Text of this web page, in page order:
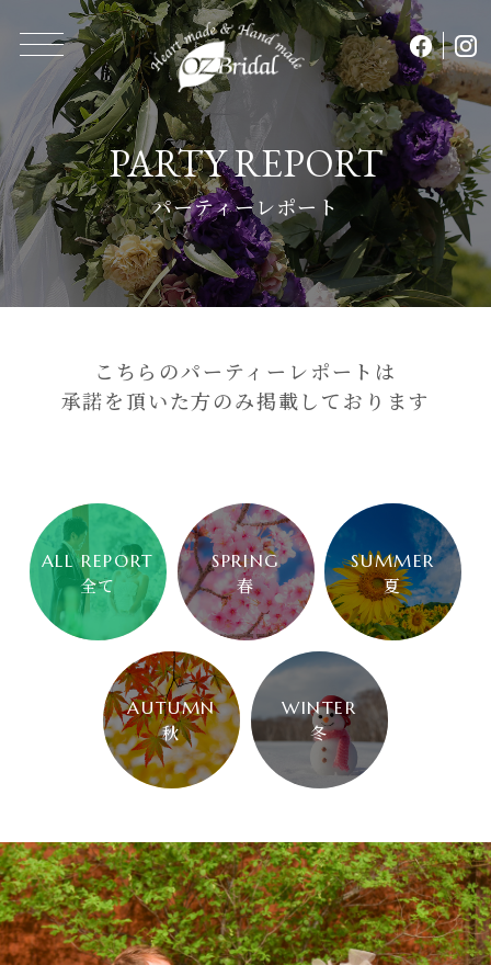
PARTY REPORT
パーティーレポート
こちらのパーティーレポートは
承諾を頂いた方のみ掲載しております
ALL REPORT
全て
SPRING
春
SUMMER
夏
AUTUMN
秋
WINTER
冬